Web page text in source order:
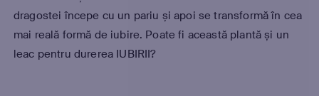
dragostei începe cu un pariu și apoi se transformă în cea
mai reală formă de iubire. Poate fi această plantă și un
leac pentru durerea IUBIRII?